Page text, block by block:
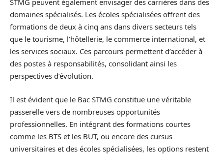
STMG peuvent également envisager des carrières dans des
domaines spécialisés. Les écoles spécialisées offrent des
formations de deux à cinq ans dans divers secteurs tels
que le tourisme, l’hôtellerie, le commerce international, et
les services sociaux. Ces parcours permettent d’accéder à
des postes à responsabilités, consolidant ainsi les
perspectives d’évolution.
Il est évident que le Bac STMG constitue une véritable
passerelle vers de nombreuses opportunités
professionnelles. En intégrant des formations courtes
comme les BTS et les BUT, ou encore des cursus
universitaires et des écoles spécialisées, les options restent